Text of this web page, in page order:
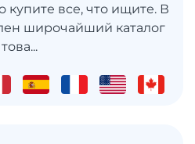
купите все, что ищите. В
широчайший каталог
това...